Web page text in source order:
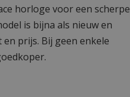
horloge voor een scherpe
is bijna als nieuw en
prijs. Bij geen enkele